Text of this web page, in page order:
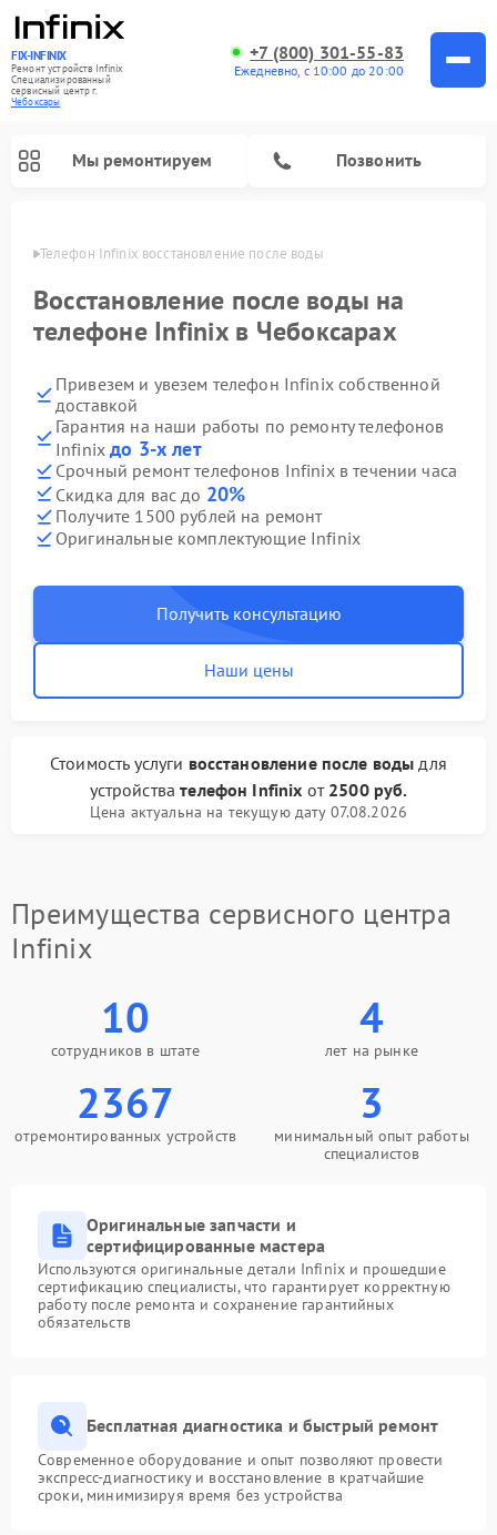
FIX-INFINIX
Ремонт устройств Infinix
Специализированный
cервисный центр г.
Чебоксары
+7 (800) 301-55-83
Ежедневно, с 10:00 до 20:00
Мы ремонтируем Позвонить
Телефон Infinix восстановление после воды
Восстановление после воды на
телефоне Infinix в Чебоксарах
Привезем и увезем телефон Infinix собственной
доставкой
Гарантия на наши работы по ремонту телефонов
Infinixдо 3-х лет
Срочный ремонт телефонов Infinix в течении часа
Скидка для вас до 20%
Получите 1500 рублей на ремонт
Оригинальные комплектующие Infinix
Получить консультацию
Наши цены
Стоимость услуги восстановление после воды для
устройствателефон Infinix от 2500 руб.
Цена актуальна на текущую дату 07.08.2026
Преимущества сервисного центра
Infinix
10
сотрудников в штате
4
лет на рынке
2367
отремонтированных устройств
3
минимальный опыт работы
специалистов
Оригинальные запчасти и
сертифицированные мастера
Используются оригинальные детали Infinix и прошедшие
сертификацию специалисты, что гарантирует корректную
работу после ремонта и сохранение гарантийных
обязательств
Бесплатная диагностика и быстрый ремонт
Современное оборудование и опыт позволяют провести
экспресс-диагностику и восстановление в кратчайшие
сроки, минимизируя время без устройства